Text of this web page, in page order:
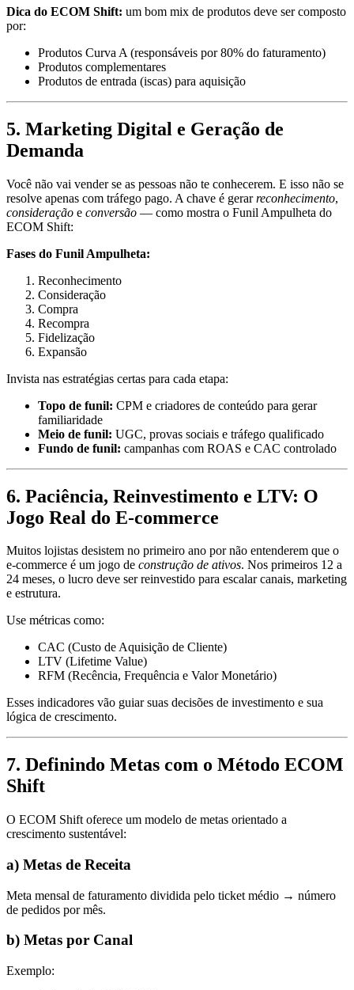
Dica do ECOM Shift: um bom mix de produtos deve ser composto
por:
Produtos Curva A (responsáveis por 80% do faturamento)
Produtos complementares
Produtos de entrada (iscas) para aquisição
5. Marketing Digital e Geração de
Demanda
Você não vai vender se as pessoas não te conhecerem. E isso não se
resolve apenas com tráfego pago. A chave é gerarreconhecimento,
consideração e conversão — como mostra o Funil Ampulheta do
ECOM Shift:
Fases do Funil Ampulheta:
Reconhecimento
Consideração
Compra
Recompra
Fidelização
Expansão
Invista nas estratégias certas para cada etapa:
Topo de funil: CPM e criadores de conteúdo para gerar
familiaridade
Meio de funil: UGC, provas sociais e tráfego qualificado
Fundo de funil: campanhas com ROAS e CAC controlado
6. Paciência, Reinvestimento e LTV: O
Jogo Real do E-commerce
Muitos lojistas desistem no primeiro ano por não entenderem que o
e-commerce é um jogo de construção de ativos. Nos primeiros 12 a
24 meses, o lucro deve ser reinvestido para escalar canais, marketing
e estrutura.
Use métricas como:
CAC (Custo de Aquisição de Cliente)
LTV (Lifetime Value)
RFM (Recência, Frequência e Valor Monetário)
Esses indicadores vão guiar suas decisões de investimento e sua
lógica de crescimento.
7. Definindo Metas com o Método ECOM
Shift
O ECOM Shift oferece um modelo de metas orientado a
crescimento sustentável:
a) Metas de Receita
Meta mensal de faturamento dividida pelo ticket médio → número
de pedidos por mês.
b) Metas por Canal
Exemplo: